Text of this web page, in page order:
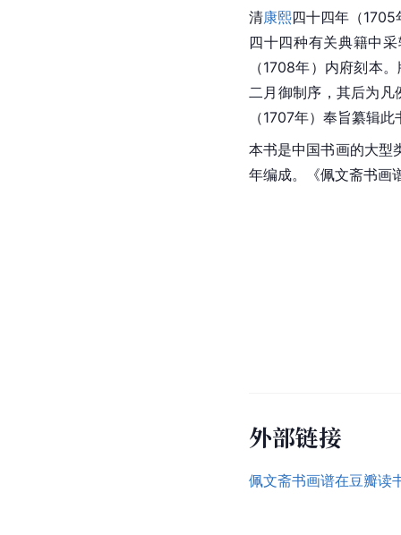
清康熙四十四年（
四十四种有关典籍中
（1708年）内府刻本
二月御制序，其后为
（1707年）奉旨纂辑
本书是中国书画的大型
年编成。《佩文斋书画
外部链接
佩文斋书画谱在豆瓣读